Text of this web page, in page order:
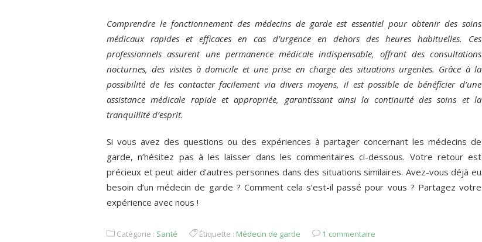
Comprendre le fonctionnement des médecins de garde est essentiel pour obtenir des soins
médicaux rapides et efficaces en cas d’urgence en dehors des heures habituelles. Ces
professionnels assurent une permanence médicale indispensable, offrant des consultations
nocturnes, des visites à domicile et une prise en charge des situations urgentes. Grâce à la
possibilité de les contacter facilement via divers moyens, il est possible de bénéficier d’une
assistance médicale rapide et appropriée, garantissant ainsi la continuité des soins et la
tranquillité d’esprit.
Si vous avez des questions ou des expériences à partager concernant les médecins de
garde, n’hésitez pas à les laisser dans les commentaires ci-dessous. Votre retour est
précieux et peut aider d’autres personnes dans des situations similaires. Avez-vous déjà eu
besoin d’un médecin de garde ? Comment cela s’est-il passé pour vous ? Partagez votre
expérience avec nous !
Catégorie : Santé Étiquette : Médecin de garde 1 commentaire